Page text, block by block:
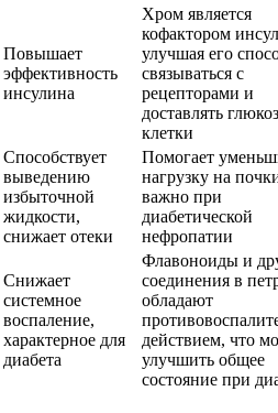
Повышает
эффективность
инсулина
Хром является
кофактором
улучшая его
связываться с
рецепторами и
доставлять
клетки
Способствует
выведению
избыточной
жидкости,
снижает отеки
Помогает
нагрузку на
важно при
диабетической
нефропатии
Снижает
системное
воспаление,
характерное для
диабета
Флавоноиды и
соединения в
обладают
действием, что
улучшить общее
состояние при